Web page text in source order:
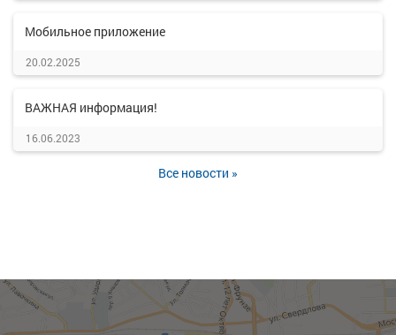
Мобильное приложение
20.02.2025
ВАЖНАЯ информация!
16.06.2023
Все новости »